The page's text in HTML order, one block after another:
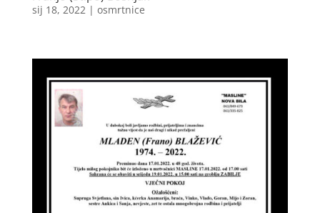
sij 18, 2022 | osmrtnice